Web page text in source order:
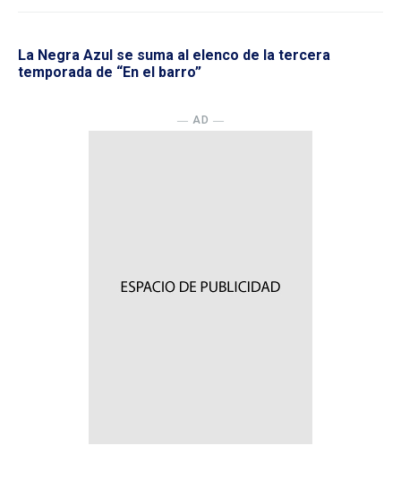
La Negra Azul se suma al elenco de la tercera
temporada de “En el barro”
― AD ―